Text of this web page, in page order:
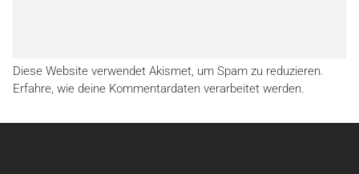
Diese Website verwendet Akismet, um Spam zu reduzieren.
Erfahre, wie deine Kommentardaten verarbeitet werden.